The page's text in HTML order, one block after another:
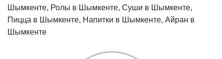
Шымкенте, Ролы в Шымкенте, Суши в Шымкенте,
Пицца в Шымкенте, Напитки в Шымкенте, Айран в
Шымкенте